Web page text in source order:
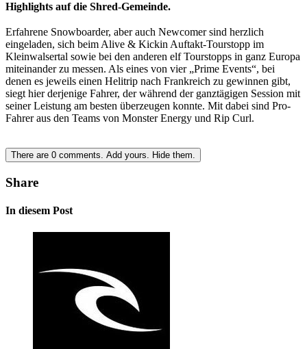
Highlights auf die Shred-Gemeinde.
Erfahrene Snowboarder, aber auch Newcomer sind herzlich
eingeladen, sich beim Alive & Kickin Auftakt-Tourstopp im
Kleinwalsertal sowie bei den anderen elf Tourstopps in ganz Europa
miteinander zu messen. Als eines von vier „Prime Events“, bei
denen es jeweils einen Helitrip nach Frankreich zu gewinnen gibt,
siegt hier derjenige Fahrer, der während der ganztägigen Session mit
seiner Leistung am besten überzeugen konnte. Mit dabei sind Pro-
Fahrer aus den Teams von Monster Energy und Rip Curl.
There are 0 comments. Add yours. Hide them.
Share
In diesem Post